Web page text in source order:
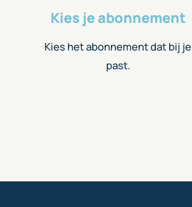
Kies je abonnement
Kies het abonnement dat bij je
past.